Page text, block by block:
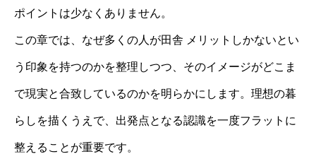
ポイントは少なくありません。
この章では、なぜ多くの人が田舎 メリットしかないとい
う印象を持つのかを整理しつつ、そのイメージがどこま
で現実と合致しているのかを明らかにします。理想の暮
らしを描くうえで、出発点となる認識を一度フラットに
整えることが重要です。